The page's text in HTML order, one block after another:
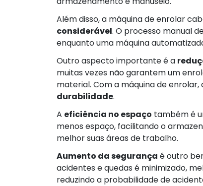
Além disso, a máquina de enrolar
considerável. O processo manual
enquanto uma máquina
Outro aspecto importante é a
muitas vezes não garantem um
material. Com a máquina de
durabilidade.
A eficiência no espaço também é
menos espaço, facilitando o
melhor suas áreas de trabalho.
Aumento da segurança é outro
acidentes e quedas é minimizado,
reduzindo a probabilidade de